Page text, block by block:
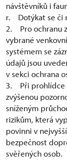
návštěvníků i
r. Dotýkat se či
2. Pro ochranu
vybrané
systémem se
údajů jsou
v sekci ochrana
3. Při prohlídce
zvýšenou
sníženým
rizikům, která
povinni v
bezpečnost
svěřených osob.